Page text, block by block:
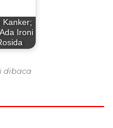
Kanker;
Ironi
dibaca